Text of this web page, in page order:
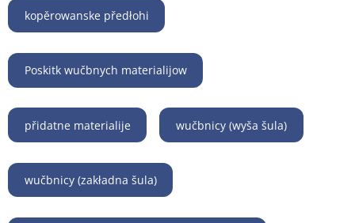
kopěrowanske předłohi
Poskitk wučbnych materialijow
přidatne materialije wučbnicy (wyša šula)
wučbnicy (zakładna šula)